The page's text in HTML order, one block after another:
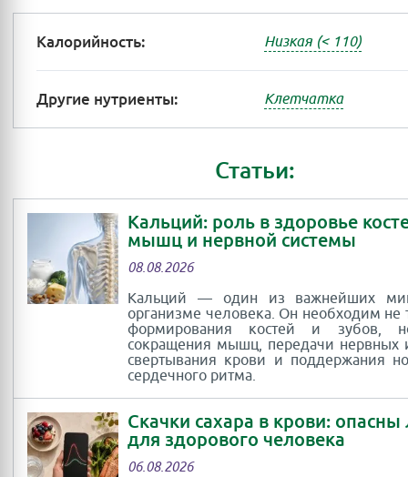
Калорийность: Низкая (< 110)
Другие нутриенты: Клетчатка
Статьи:
Кальций: роль в здоровье
мышц и нервной системы
08.08.2026
Кальций — один из важнейших
организме человека. Он необходим не
формирования костей и зубов,
сокращения мышц, передачи нервных
свертывания крови и поддержания
сердечного ритма.
Скачки сахара в крови: опасны
для здорового человека
06.08.2026